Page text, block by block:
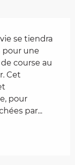
se tiendra
pour une
course au
Cet
pour
par...